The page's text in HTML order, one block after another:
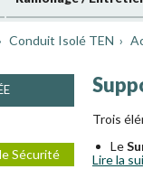
Conduit Isolé TEN
Sécurité
Trois
Le
Le
Lire la